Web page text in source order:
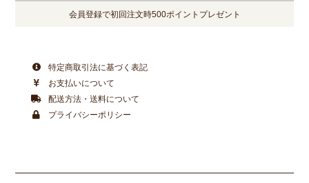
会員登録で初回注文時500ポイントプレゼント
特定商取引法に基づく表記
お支払いについて
配送方法・送料について
プライバシーポリシー